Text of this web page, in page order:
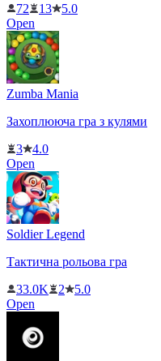
72
13
5.0
Open
Zumba Mania
Захоплююча гра з кулями
3
4.0
Open
Soldier Legend
Тактична рольова гра
33.0K
2
5.0
Open